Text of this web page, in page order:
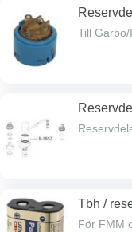
Till Garbo/
Tbh /
blandare
För FMM